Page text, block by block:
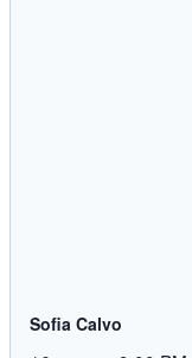
Sofia Calvo